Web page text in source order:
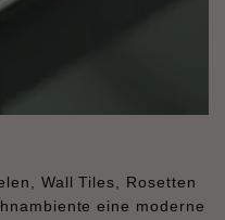
Wall Tiles, Rosetten
eine moderne